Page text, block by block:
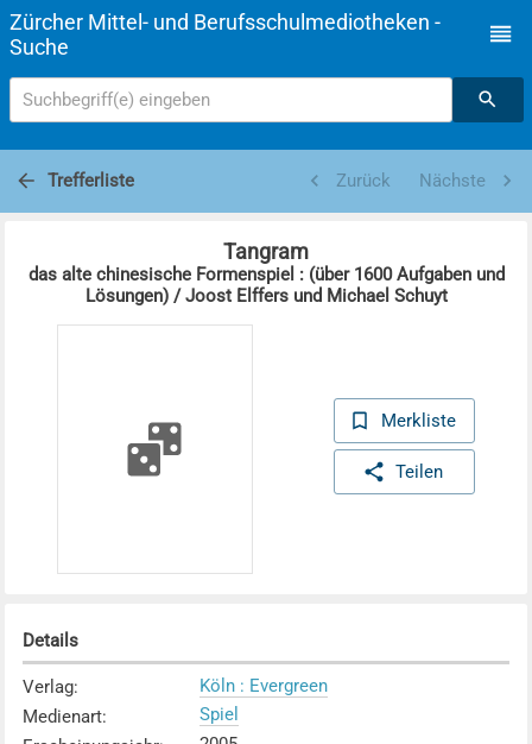
Zürcher Mittel- und Berufsschulmediotheken -
Suche
Suchbegriff(e) eingeben
Trefferliste Zurück Nächste
Tangram
das alte chinesische Formenspiel : (über 1600 Aufgaben und
Lösungen) / Joost Elffers und Michael Schuyt
Merkliste
Teilen
Details
Verlag:
Köln : Evergreen
Medienart:
Spiel